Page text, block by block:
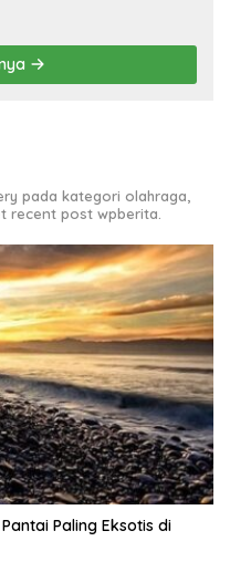
pada kategori olahraga,
recent post wpberita.
Paling Eksotis di